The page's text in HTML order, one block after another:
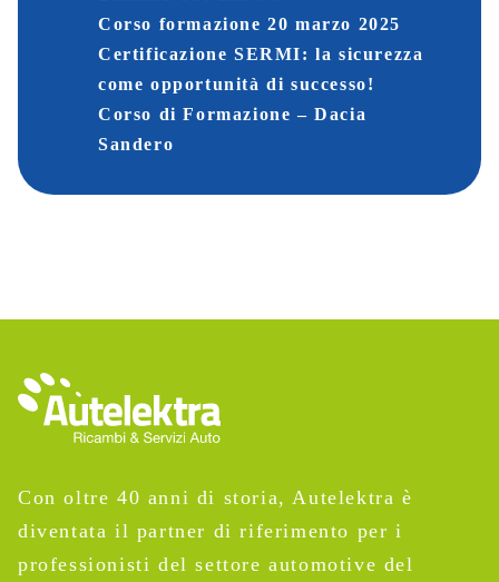
Corso formazione 20 marzo 2025
Certificazione SERMI: la sicurezza
come opportunità di successo!
Corso di Formazione – Dacia
Sandero
Con oltre 40 anni di storia, Autelektra è
diventata il partner di riferimento per i
professionisti del settore automotive del